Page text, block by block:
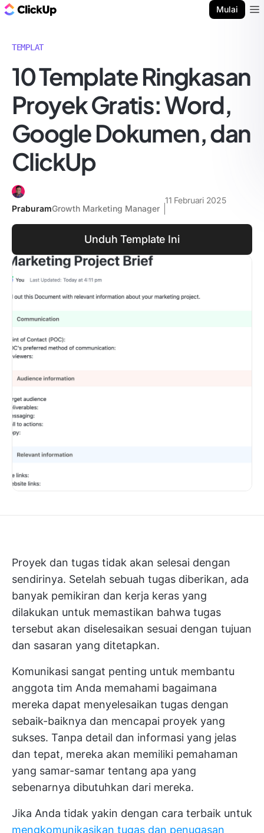
Mulai
TEMPLAT
10 Template Ringkasan
Proyek Gratis: Word,
Google Dokumen, dan
ClickUp
PraburamGrowth Marketing Manager
11 Februari 2025
Unduh Template Ini
Proyek dan tugas tidak akan selesai dengan
sendirinya. Setelah sebuah tugas diberikan, ada
banyak pemikiran dan kerja keras yang
dilakukan untuk memastikan bahwa tugas
tersebut akan diselesaikan sesuai dengan tujuan
dan sasaran yang ditetapkan.
Komunikasi sangat penting untuk membantu
anggota tim Anda memahami bagaimana
mereka dapat menyelesaikan tugas dengan
sebaik-baiknya dan mencapai proyek yang
sukses. Tanpa detail dan informasi yang jelas
dan tepat, mereka akan memiliki pemahaman
yang samar-samar tentang apa yang
sebenarnya dibutuhkan dari mereka.
Jika Anda tidak yakin dengan cara terbaik untuk
mengkomunikasikan tugas dan penugasan